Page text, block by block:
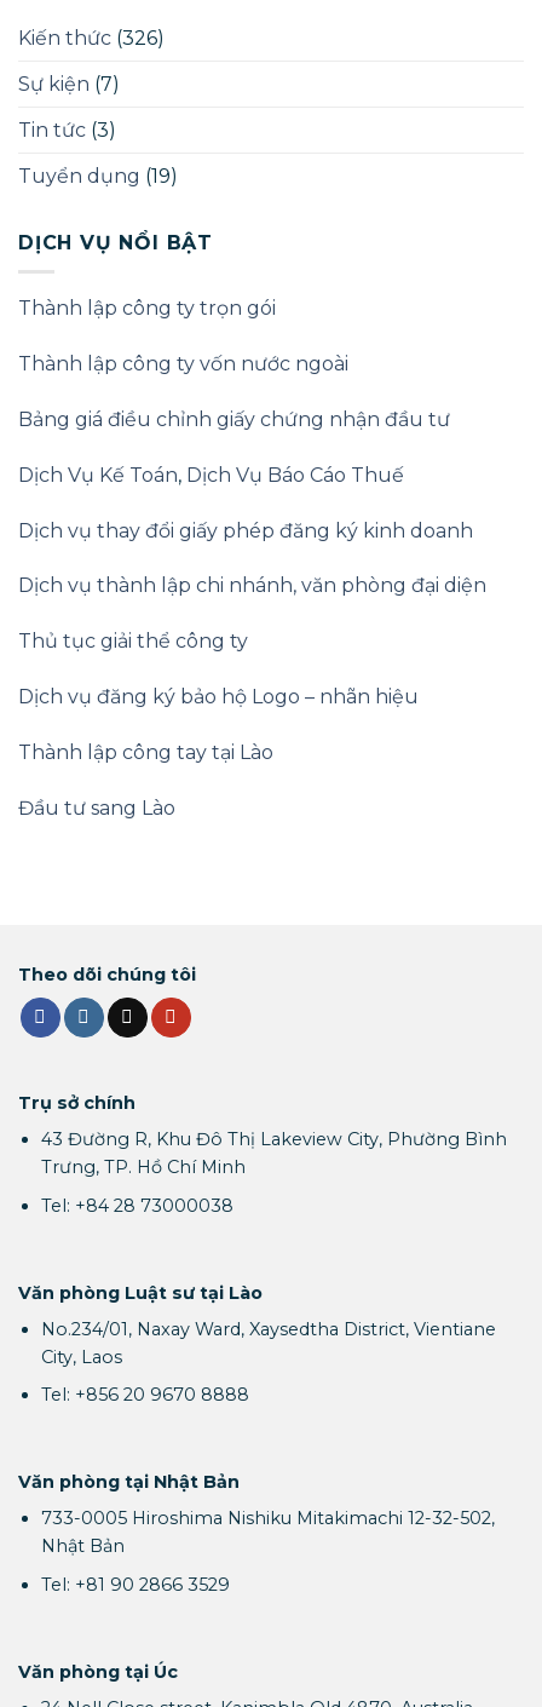
Kiến thức (326)
Sự kiện (7)
Tin tức (3)
Tuyển dụng (19)
DỊCH VỤ NỔI BẬT
Thành lập công ty trọn gói
Thành lập công ty vốn nước ngoài
Bảng giá điều chỉnh giấy chứng nhận đầu tư
Dịch Vụ Kế Toán, Dịch Vụ Báo Cáo Thuế
Dịch vụ thay đổi giấy phép đăng ký kinh doanh
Dịch vụ thành lập chi nhánh, văn phòng đại diện
Thủ tục giải thể công ty
Dịch vụ đăng ký bảo hộ Logo – nhãn hiệu
Thành lập công tay tại Lào
Đầu tư sang Lào
Theo dõi chúng tôi
Trụ sở chính
43 Đường R, Khu Đô Thị Lakeview City, Phường Bình
Trưng, TP. Hồ Chí Minh
Tel: +84 28 73000038
Văn phòng Luật sư tại Lào
No.234/01, Naxay Ward, Xaysedtha District, Vientiane
City, Laos
Tel: +856 20 9670 8888
Văn phòng tại Nhật Bản
733-0005 Hiroshima Nishiku Mitakimachi 12-32-502,
Nhật Bản
Tel: +81 90 2866 3529
Văn phòng tại Úc